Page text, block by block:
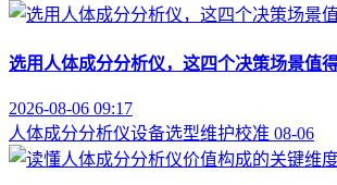
选用人体成分分析仪，这四个决策场景值
2026-08-06 09:17
人体成分分析仪设备选型维护校准 08-06